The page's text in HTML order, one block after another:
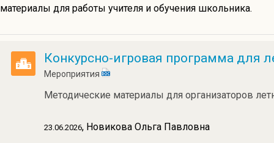
материалы для работы учителя и обучения школьника.
Конкурсно-игровая программа для
Мероприятия
Методические материалы для организаторов
23.06.2026, Новикова Ольга Павловна